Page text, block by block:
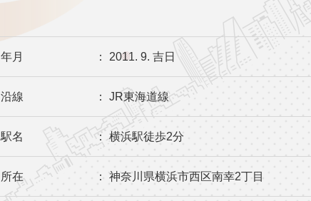
年月 ： 2011. 9. 吉日
沿線 ： JR東海道線
駅名 ： 横浜駅徒歩2分
所在 ： 神奈川県横浜市西区南幸2丁目